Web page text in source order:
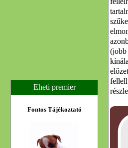
(jobb
Eheti premier
Fontos Tájékoztató